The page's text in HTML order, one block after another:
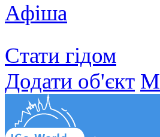
Афіша
Стати гідом
Додати об'єкт